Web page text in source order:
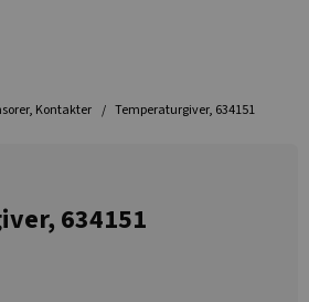
Kontakter Temperaturgiver, 634151
634151